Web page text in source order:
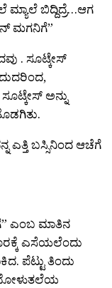
ಬಿದ್ದಿದ್ರೆ…ಆಗ
ಮಗನಿಗೆ”
. ಸೂಟ್ಕೇಸ್
ಅನ್ನು
ಎತ್ತಿ ಬಸ್ಸಿನಿಂದ ಆಚೆಗೆ
ಎಂಬ ಮಾತಿನ
ಎಸೆಯಲೆಂದು
ಪೆಟ್ಟು ತಿಂದು
ಬೋಳುತಲೆಯ